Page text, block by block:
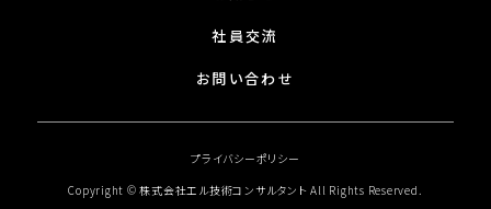
社員交流
お問い合わせ
Copyright © 株式会社エル技術コンサルタント All Rights Reserved.
プライバシーポリシー